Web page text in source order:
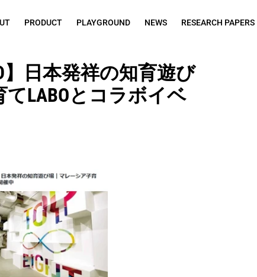
PRODUCT PLAYGROUND NEWS RESEARCH PAPERS
】日本発祥の知育遊び
LABOとコラボイベ